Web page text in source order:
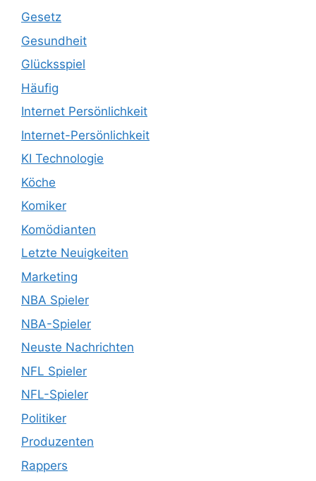
Gesetz
Gesundheit
Glücksspiel
Häufig
Internet Persönlichkeit
Internet-Persönlichkeit
KI Technologie
Köche
Komiker
Komödianten
Letzte Neuigkeiten
Marketing
NBA Spieler
NBA-Spieler
Neuste Nachrichten
NFL Spieler
NFL-Spieler
Politiker
Produzenten
Rappers